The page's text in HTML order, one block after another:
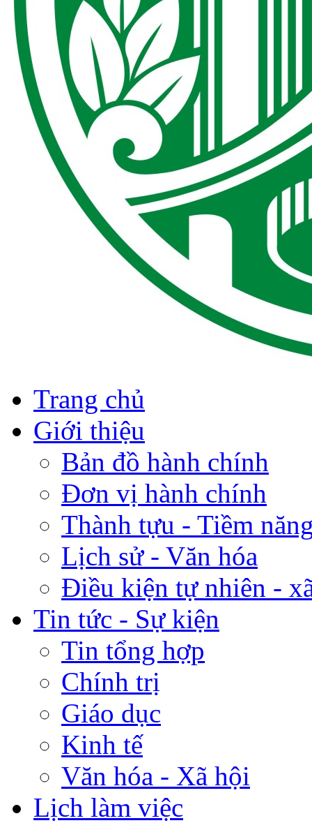
Trang chủ
Giới thiệu
Bản đồ hành chính
Đơn vị hành chính
Thành tựu - Tiềm
Lịch sử - Văn hóa
Điều kiện tự nhiên -
Tin tức - Sự kiện
Tin tổng hợp
Chính trị
Giáo dục
Kinh tế
Văn hóa - Xã hội
Lịch làm việc